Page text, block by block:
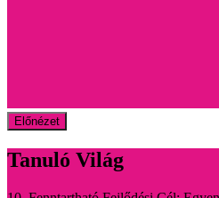
Előnézet
Tanuló Világ